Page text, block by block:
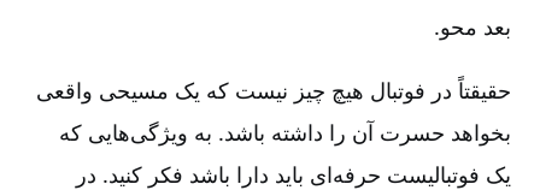
بعد محو.
حقیقتاً در فوتبال هیچ چیز نیست که یک مسیحی واقعی
بخواهد حسرت آن‌ را داشته باشد. به ویژگی‌هایی که
یک فوتبالیست حرفه‌ای باید دارا باشد فکر کنید. در